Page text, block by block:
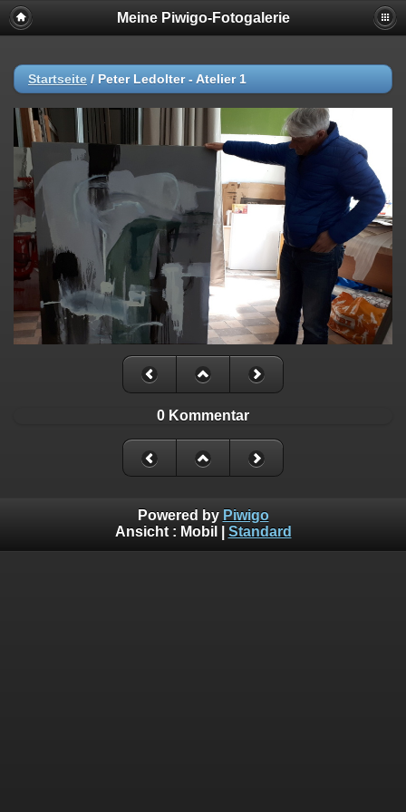
Meine Piwigo-Fotogalerie
Startseite / Peter Ledolter - Atelier 1
0 Kommentar
Powered by Piwigo
Ansicht : Mobil Standard